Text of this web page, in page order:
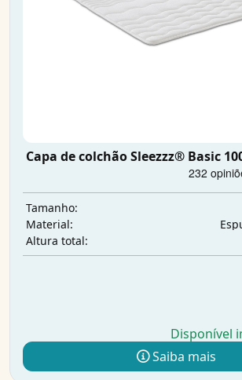
Capa de colchão Sleezzz® Basic
Tamanho:
Material:
Altura total:
Disponível
Saiba mais